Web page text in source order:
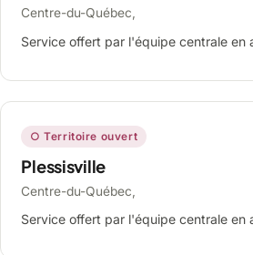
Centre-du-Québec,
Service offert par l'équipe centrale en
○ Territoire ouvert
Plessisville
Centre-du-Québec,
Service offert par l'équipe centrale en